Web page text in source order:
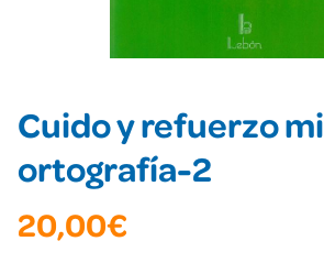
Cuido y refuerzo mi
ortografía-2
20,00€